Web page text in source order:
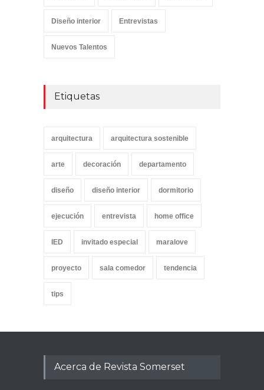
Diseño interior Entrevistas
Nuevos Talentos
Etiquetas
arquitectura arquitectura sostenible
arte decoración departamento
diseño diseño interior dormitorio
ejecución entrevista home office
IED invitado especial maralove
proyecto sala comedor tendencia
tips
Acerca de Revista Somerset